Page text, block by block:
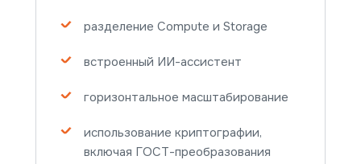
Подробнее
горизонтальное масштабирование
использование криптографии,
включая ГОСТ-преобразования
разделение Compute и Storage
встроенный ИИ-ассистент